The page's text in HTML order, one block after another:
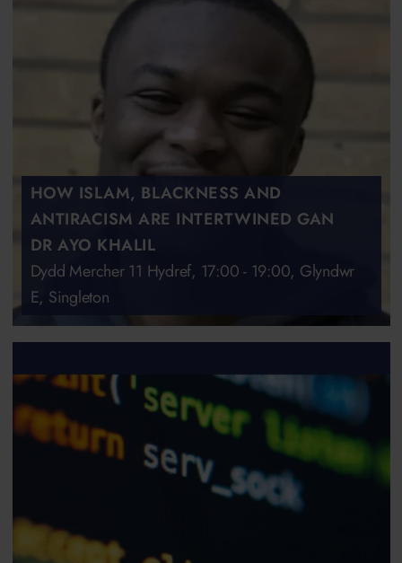
HOW ISLAM, BLACKNESS AND
ANTIRACISM ARE INTERTWINED GAN
DR AYO KHALIL
Dydd Mercher 11 Hydref, 17:00 - 19:00, Glyndwr
E, Singleton